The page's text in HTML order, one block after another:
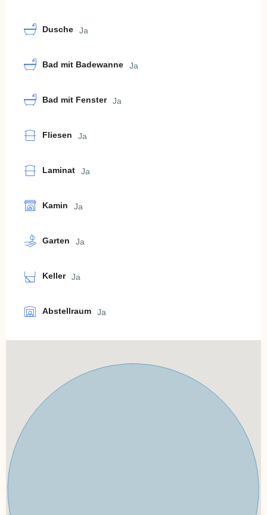
Dusche Ja
Bad mit Badewanne Ja
Bad mit Fenster Ja
Fliesen Ja
Laminat Ja
Kamin Ja
Garten Ja
Keller Ja
Abstellraum Ja